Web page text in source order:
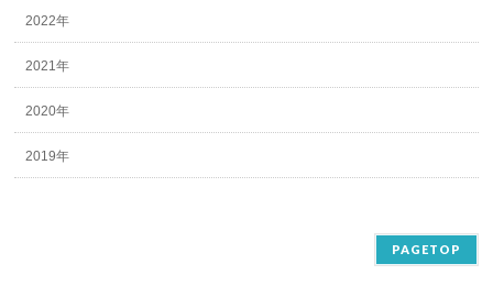
2022年
2021年
2020年
2019年
PAGETOP